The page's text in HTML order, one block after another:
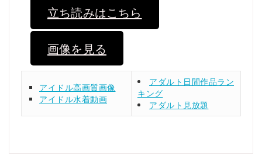
立ち読みはこちら
画像を見る
アイドル高画質画像
アイドル水着動画
アダルト日間作品ラン
キング
アダルト見放題